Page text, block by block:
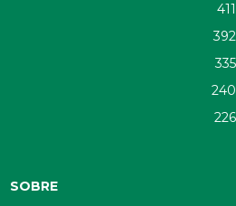
411
392
335
240
226
SOBRE